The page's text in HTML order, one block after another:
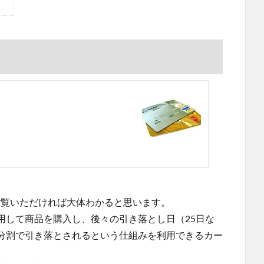
いただければ大体わかると思います。
て商品を購入し、後々の引き落とし日（25日な
で引き落とされるという仕組みを利用できるカー